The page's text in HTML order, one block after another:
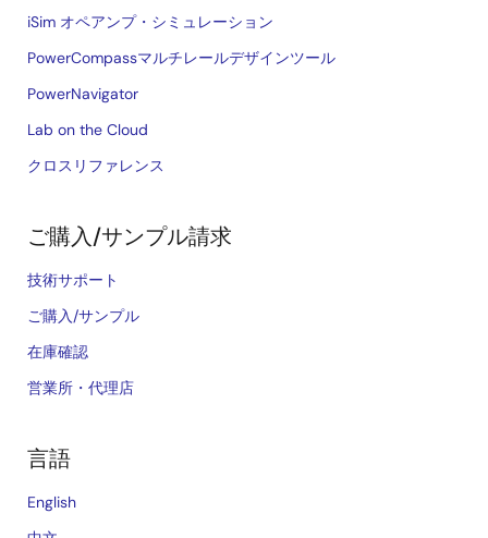
iSim オペアンプ・シミュレーション
PowerCompassマルチレールデザインツール
PowerNavigator
Lab on the Cloud
クロスリファレンス
ご購入/サンプル請求
技術サポート
ご購入/サンプル
在庫確認
営業所・代理店
言語
English